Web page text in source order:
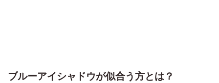
ブルーアイシャドウが似合う方とは？